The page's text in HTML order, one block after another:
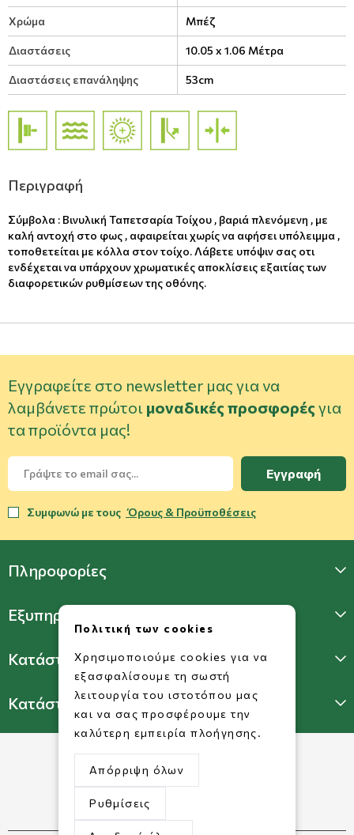
Χρώμα Μπέζ
Διαστάσεις 10.05 x 1.06 Μέτρα
Διαστάσεις επανάληψης 53cm
Περιγραφή
Σύμβολα : Βινυλική Ταπετσαρία Τοίχου , βαριά πλενόμενη , με
καλή αντοχή στο φως , αφαιρείται χωρίς να αφήσει υπόλειμμα ,
τοποθετείται με κόλλα στον τοίχο. Λάβετε υπόψιν σας οτι
ενδέχεται να υπάρχουν χρωματικές αποκλίσεις εξαιτίας των
διαφορετικών ρυθμίσεων της οθόνης.
Εγγραφείτε στο newsletter μας για να
λαμβάνετε πρώτοι μοναδικές προσφορές για
τα προϊόντα μας!
Εγγραφή
Συμφωνώ με τους Όρους & Προϋποθέσεις
Πληροφορίες
Εξυπηρέτηση Πελατών
Κατάστημα Γλυφάδας
Κατάστημα Πατησίων
Πολιτική των cookies
Χρησιμοποιούμε cookies για να
εξασφαλίσουμε τη σωστή
λειτουργία του ιστοτόπου μας
και να σας προσφέρουμε την
καλύτερη εμπειρία πλοήγησης.
Απόρριψη όλων
Ρυθμίσεις